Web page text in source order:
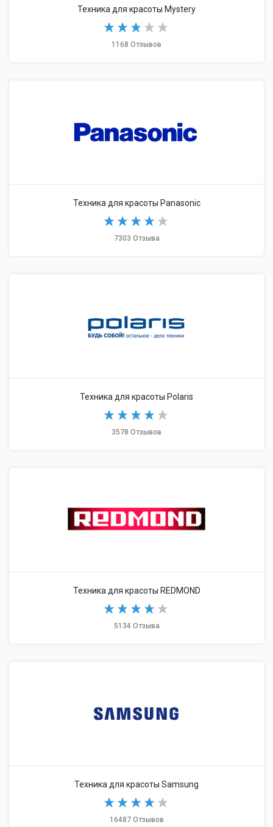
Техника для красоты Mystery
1168 Отзывов
Техника для красоты Panasonic
7303 Отзыва
Техника для красоты Polaris
3578 Отзывов
Техника для красоты REDMOND
5134 Отзыва
Техника для красоты Samsung
16487 Отзывов